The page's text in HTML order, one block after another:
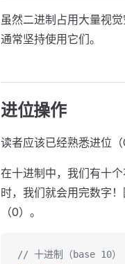
虽然二进制占用大量视
通常坚持使用它们。
进位操作
读者应该已经熟悉进位
在十进制中，我们有十
时，我们就会用完数字
（0）。
// 十进制（base 10）